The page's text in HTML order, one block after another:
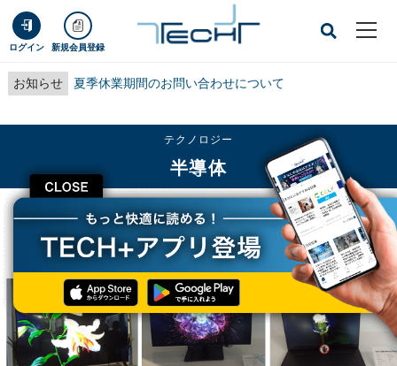
ログイン 新規会員登録
お知らせ 夏季休業期間のお問い合わせについて
CLOSE
テクノロジー
半導体
TECH+ テクノロジー
半導体
有機ELを尻目にHDRを競い合う液晶ディスプレー